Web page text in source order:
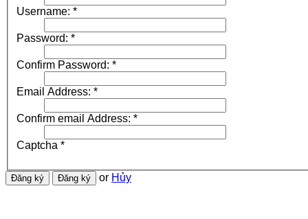
Username: *
Password: *
Confirm Password: *
Email Address: *
Confirm email Address: *
Captcha *
or Hủy